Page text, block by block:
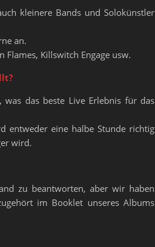
kleinere Bands und Solokünstler
an.
Killswitch Engage usw.
das beste Live Erlebnis für das
entweder eine halbe Stunde richtig
wird.
zu beantworten, aber wir haben
im Booklet unseres Albums